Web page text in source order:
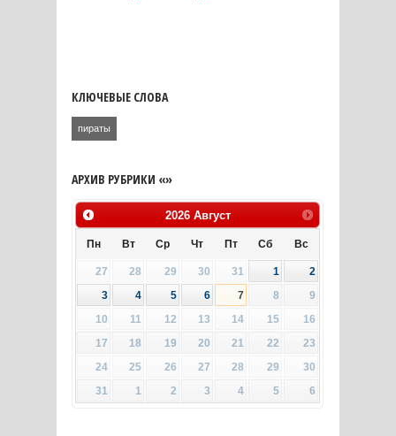
КЛЮЧЕВЫЕ СЛОВА
пираты
АРХИВ РУБРИКИ «»
2026 Август
Пн Вт Ср Чт Пт Сб Вс
27 28 29 30 31 1
2
3
4 5 6 7 8
9
10
11 12 13 14 15
16
17
18 19 20 21 22
23
24
25 26 27 28 29
30
31
1 2 3 4 5 6